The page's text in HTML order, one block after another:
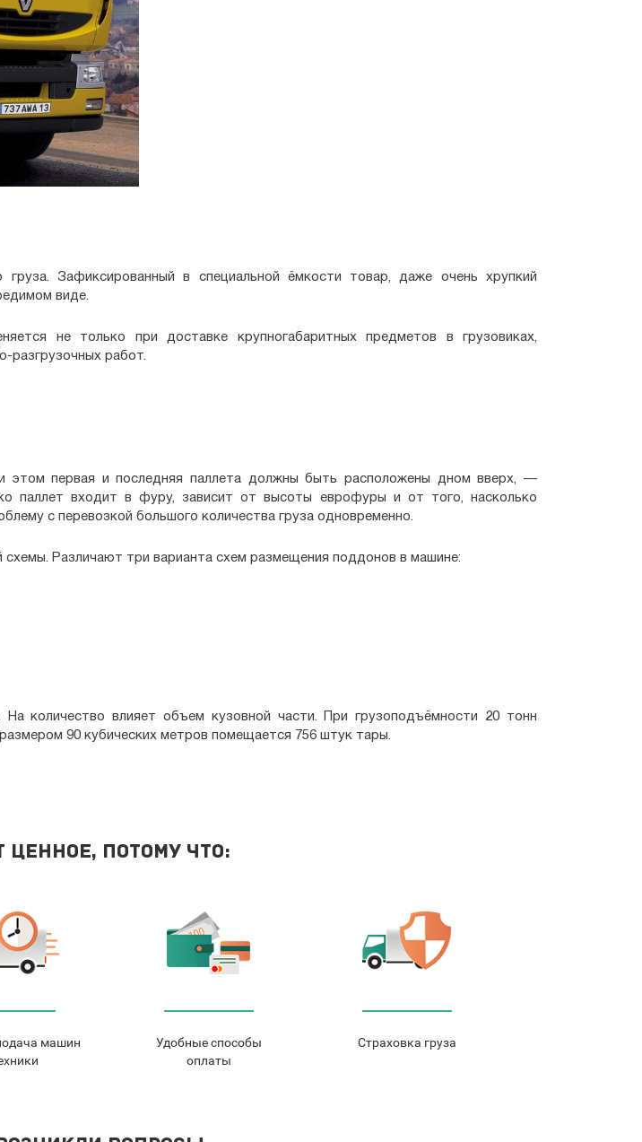
груза. Зафиксированный в специальной ёмкости товар, даже очень хрупкий
виде.
не только при доставке крупногабаритных предметов в грузовиках,
разгрузочных работ.
этом первая и последняя паллета должны быть расположены дном вверх, —
паллет входит в фуру, зависит от высоты еврофуры и от того, насколько
с перевозкой большого количества груза одновременно.
Различают три варианта схем размещения поддонов в машине:
количество влияет объем кузовной части. При грузоподъёмности 20 тонн
90 кубических метров помещается 756 штук тары.
ценное, потому что:
машин
Удобные способы
оплаты
Страховка груза